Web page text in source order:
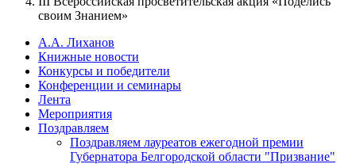
своим Знанием»
А.А. Лиханов
Книжные новости
Конкурсы и победители
Конференции и семинары
Лента
Мероприятия
Поздравляем
Поздравляем лауреатов ежегодной премии
Губернатора Белгородской области "Призвание"